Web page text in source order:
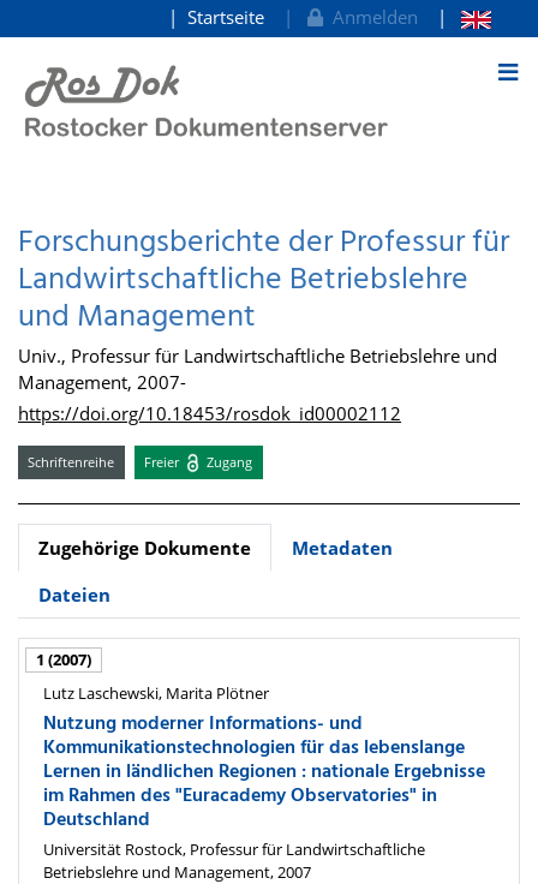
zum Inhalt
Startseite Anmelden
Forschungsberichte der Professur für
Landwirtschaftliche Betriebslehre
und Management
Univ., Professur für Landwirtschaftliche Betriebslehre und
Management, 2007-
https://doi.org/10.18453/rosdok_id00002112
Schriftenreihe Freier Zugang
Zugehörige Dokumente
Metadaten
Dateien
1 (2007)
Lutz Laschewski, Marita Plötner
Nutzung moderner Informations- und
Kommunikationstechnologien für das lebenslange
Lernen in ländlichen Regionen : nationale Ergebnisse
im Rahmen des "Euracademy Observatories" in
Deutschland
Universität Rostock, Professur für Landwirtschaftliche
Betriebslehre und Management, 2007